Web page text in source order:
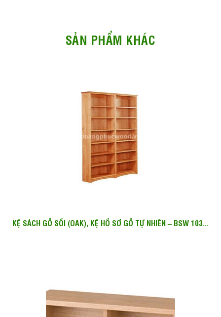
SẢN PHẨM KHÁC
KỆ SÁCH GỖ SỒI (OAK), KỆ HỒ SƠ GỖ TỰ NHIÊN – BSW 103...